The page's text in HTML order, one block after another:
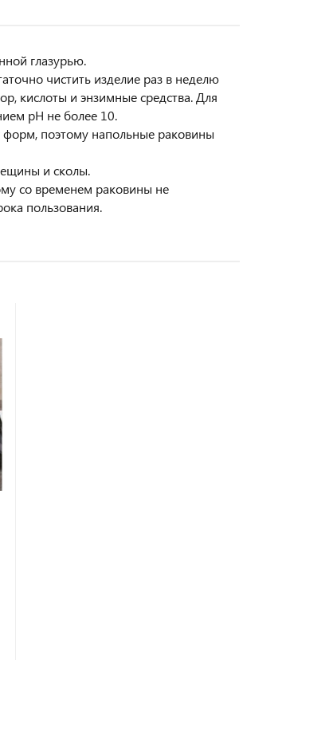
глазурью.
чистить изделие раз в неделю
кислоты и энзимные средства. Для
pH не более 10.
форм, поэтому напольные раковины
и сколы.
со временем раковины не
пользования.